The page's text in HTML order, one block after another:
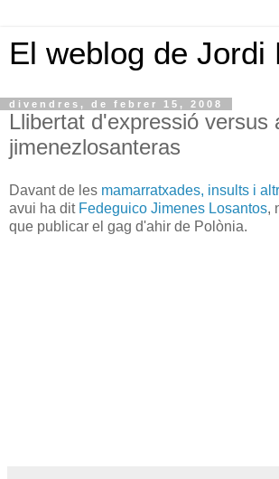
El weblog de Jordi
divendres, de febrer 15, 2008
Llibertat d'expressió versus
jimenezlosanteras
Davant de les mamarratxades, insults i
avui ha dit Fedeguico Jimenes Losantos,
que publicar el gag d'ahir de Polònia.